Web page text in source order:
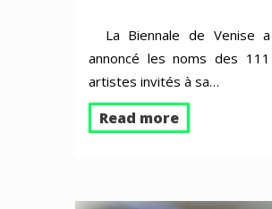
La Biennale de Venise a
annoncé les noms des 111
artistes invités à sa…
Read more